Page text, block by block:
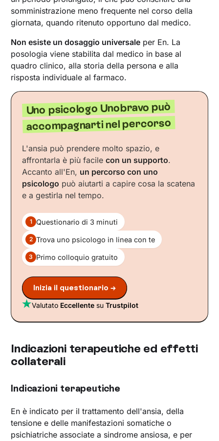
somministrazione meno frequente nel corso della
giornata, quando ritenuto opportuno dal medico.
Non esiste un dosaggio universale per En. La
posologia viene stabilita dal medico in base al
quadro clinico, alla storia della persona e alla
risposta individuale al farmaco.
Uno psicologo Unobravo può
accompagnarti nel percorso
L'ansia può prendere molto spazio, e
affrontarla è più facilecon un supporto.
Accanto all'En, un percorso con uno
psicologo può aiutarti a capire cosa la scatena
e a gestirla nel tempo.
1 Questionario di 3 minuti
2 Trova uno psicologo in linea con te
3 Primo colloquio gratuito
Inizia il questionario →
Valutato Eccellente suTrustpilot
Indicazioni terapeutiche ed effetti
collaterali
Indicazioni terapeutiche
En è indicato per il trattamento dell'ansia, della
tensione e delle manifestazioni somatiche o
psichiatriche associate a sindrome ansiosa, e per